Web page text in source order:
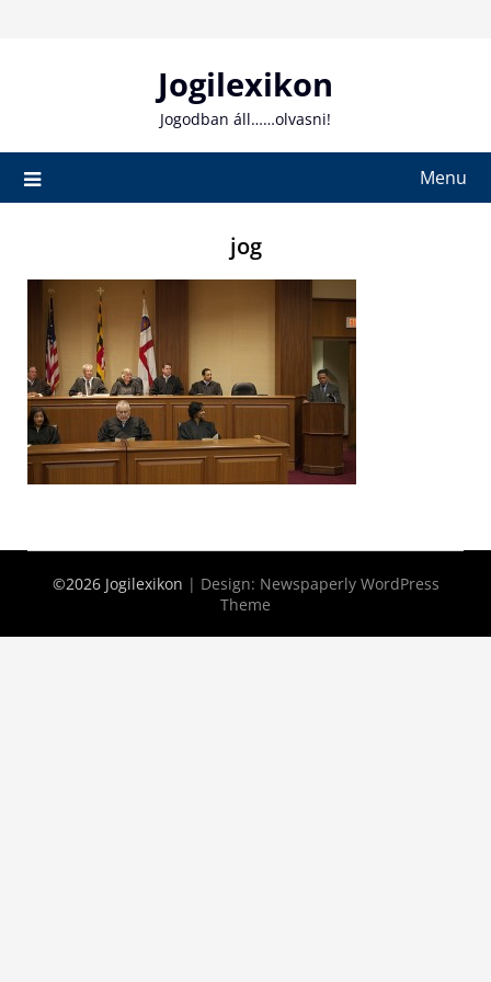
Jogilexikon
Jogodban áll……olvasni!
Menu
jog
©2026 Jogilexikon | Design: Newspaperly WordPress
Theme